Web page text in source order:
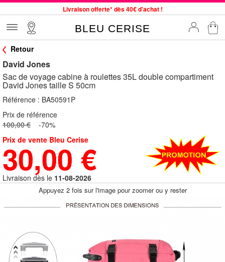
Livraison offerte* dès 40€ d'achat !
Commande avant 12h expédiée le jour même, du lundi au vendredi
Jusqu'à -75% sur le site du 29/07 au 27/08
BLEU CERISE
Retour
David Jones
Sac de voyage cabine à roulettes 35L double compartiment
David Jones taille S 50cm
Référence : BA50591P
Prix de référence
100,00 € -70%
Prix de vente Bleu Cerise
30,00 €
Livraison dès le 11-08-2026
Appuyez 2 fois sur l'image pour zoomer ou y rester